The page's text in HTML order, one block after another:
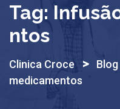
Tag:
Ntos
Clinica Croce > Blog
medicamentos